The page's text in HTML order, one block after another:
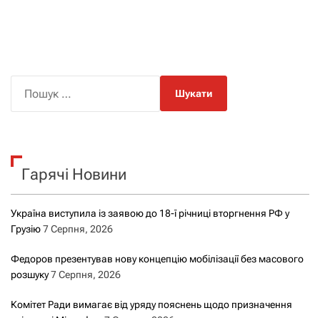
к
Гарячі Новини
Україна виступила із заявою до 18-ї річниці вторгнення РФ у
Грузію7 Серпня, 2026
Федоров презентував нову концепцію мобілізації без масового
розшуку7 Серпня, 2026
Комітет Ради вимагає від уряду пояснень щодо призначення